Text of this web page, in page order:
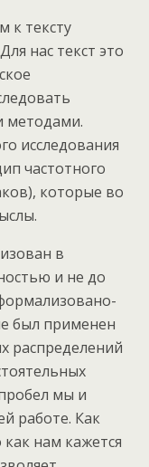
к тексту
нас текст это
методами.
исследования
частотного
которые во
в
и не до
был применен
распределений
мы и
работе. Как
нам кажется